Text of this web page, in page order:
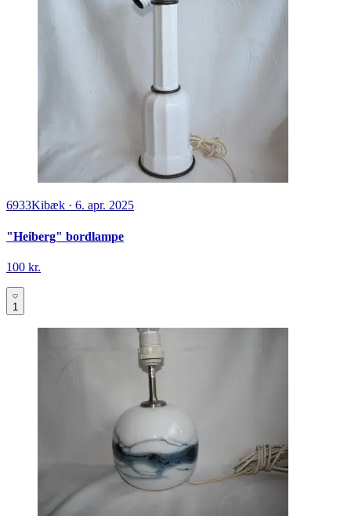
6933Kibæk · 6. apr. 2025
"Heiberg" bordlampe
100 kr.
1